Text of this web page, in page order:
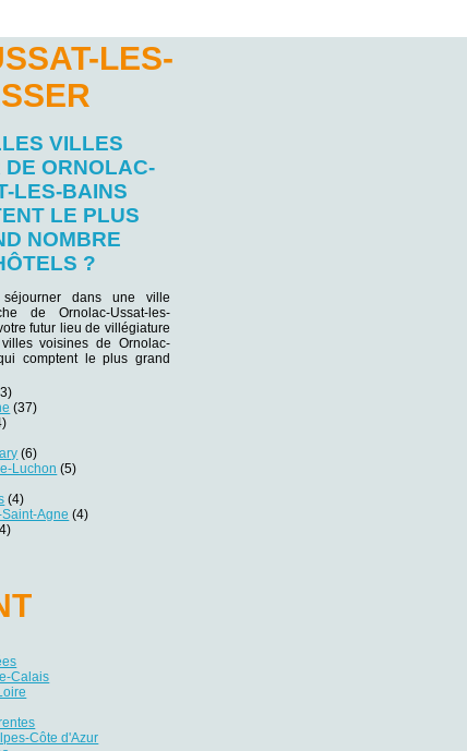
LES-
VILLES
DE ORNOLAC-
LES-BAINS
LE PLUS
NOMBRE
?
séjourner dans une ville
de Ornolac-Ussat-les-
futur lieu de villégiature
voisines de Ornolac-
comptent le plus grand
(37)
(6)
Luchon (5)
(4)
Agne (4)
Calais
Côte d'Azur